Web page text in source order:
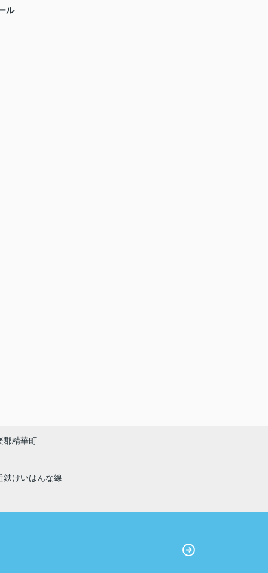
ル
郡精華町
鉄けいはんな線